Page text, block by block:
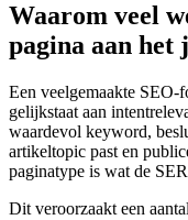
Waarom veel
pagina aan het
Een veelgemaakte SEO-
gelijkstaat aan
waardevol keyword,
artikeltopic past en
paginatype is wat de
Dit veroorzaakt een